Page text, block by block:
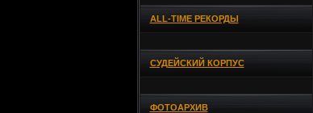
ALL-TIME РЕКОРДЫ
СУДЕЙСКИЙ КОРПУС
ФОТОАРХИВ